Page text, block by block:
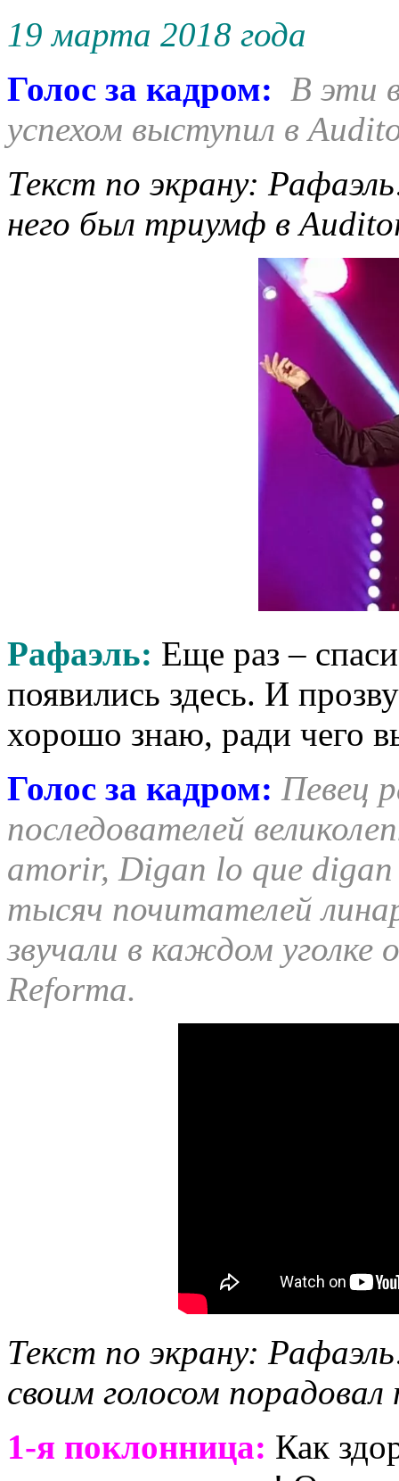
19 марта 2018 года
Голос за кадром: В эти
успехом выступил в
Текст по экрану:
него был триумф в
Рафаэль: Еще раз –
появились здесь. И
хорошо знаю, ради чего
Голос за кадром: Певец
последователей
amorir, Digan lo que
тысяч почитателей
звучали в каждом уголке
Reforma.
Текст по экрану:
своим голосом
1-я поклонница: Как